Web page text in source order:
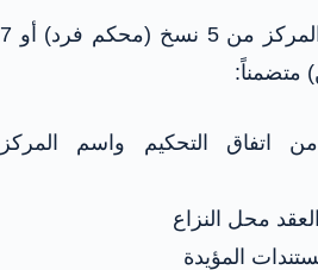
يُقدم طلب التحكيم إلى المركز من 5 نسخ (محكم فرد) أو 7
التحكيم واسم المركز
محل النزاع
المؤيدة